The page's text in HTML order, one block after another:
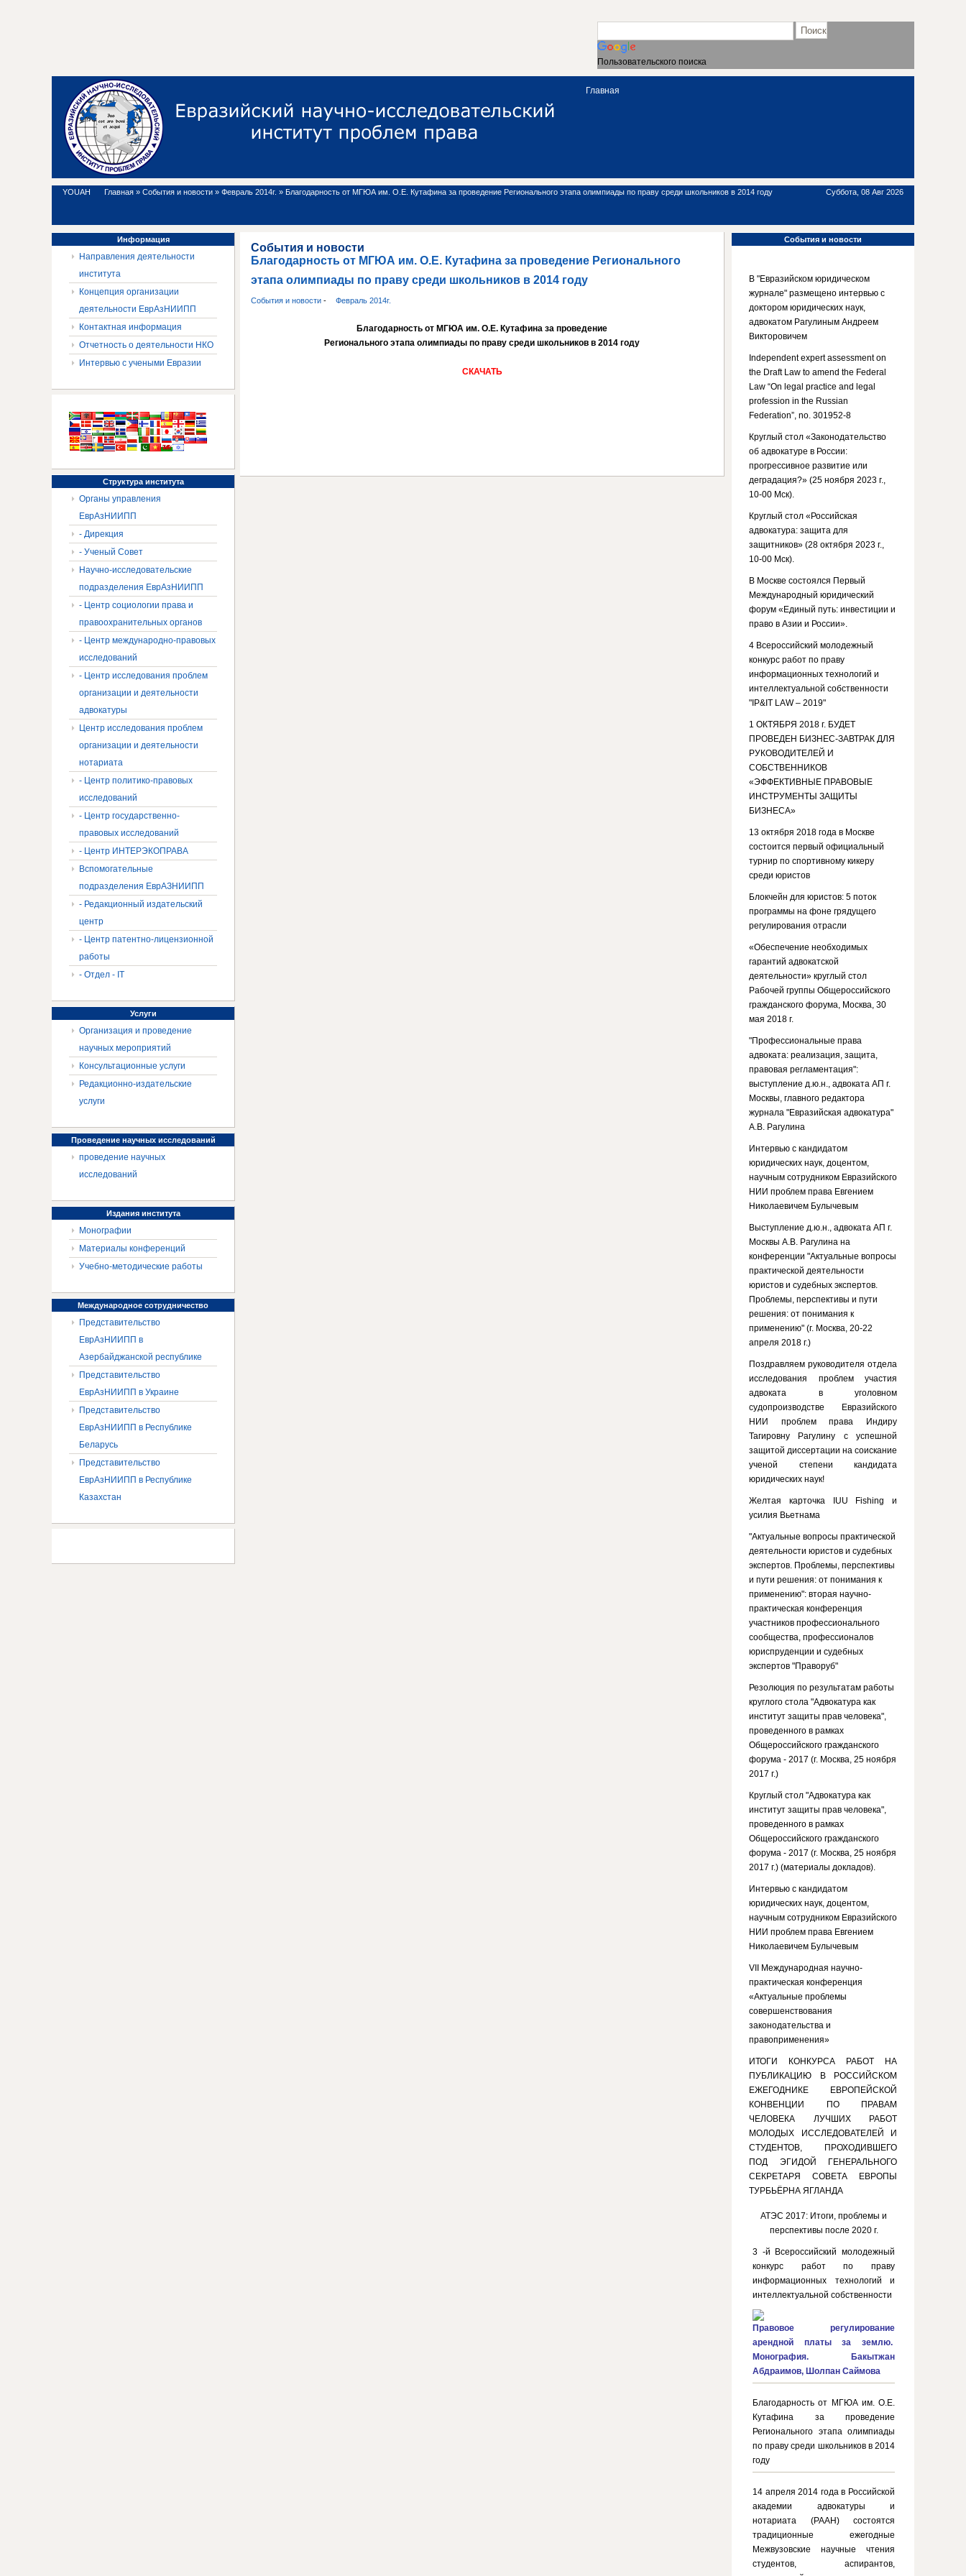
Пользовательского поиска
Главная
YOUAH Главная » События и новости » Февраль 2014г. » Благодарность от МГЮА им. О.Е. Кутафина за проведение Регионального этапа олимпиады по праву среди школьников в 2014 году Суббота, 08 Авг 2026
События и новости
Благодарность от МГЮА им. О.Е. Кутафина за проведение Регионального
этапа олимпиады по праву среди школьников в 2014 году
События и новости- Февраль 2014г.
Благодарность от МГЮА им. О.Е. Кутафина за проведение
Регионального этапа олимпиады по праву среди школьников в 2014 году
СКАЧАТЬ
Информация
Направления деятельности
института
Концепция организации
деятельности ЕврАзНИИПП
Контактная информация
Отчетность о деятельности НКО
Интервью с учеными Евразии
Структураинститута
Органы управления
ЕврАзНИИПП
- Дирекция
- Ученый Совет
Научно-исследовательские
подразделения ЕврАзНИИПП
- Центр социологии права и
правоохранительных органов
- Центр международно-правовых
исследований
- Центр исследования проблем
организации и деятельности
адвокатуры
Центр исследования проблем
организации и деятельности
нотариата
- Центр политико-правовых
исследований
- Центр государственно-
правовых исследований
- Центр ИНТЕРЭКОПРАВА
Вспомогательные
подразделения ЕврАЗНИИПП
- Редакционный издательский
центр
- Центр патентно-лицензионной
работы
- Отдел - IT
Услуги
Организация и проведение
научных мероприятий
Консультационные услуги
Редакционно-издательские
услуги
Проведениенаучных исследований
проведение научных
исследований
Изданияинститута
Монографии
Материалы конференций
Учебно-методические работы
Международное сотрудничество
Представительство
ЕврАзНИИПП в
Азербайджанской республике
Представительство
ЕврАзНИИПП в Украине
Представительство
ЕврАзНИИПП в Республике
Беларусь
Представительство
ЕврАзНИИПП в Республике
Казахстан
События и новости
В "Евразийском юридическом
журнале" размещено интервью с
доктором юридических наук,
адвокатом Рагулиным Андреем
Викторовичем
Independent expert assessment on
the Draft Law to amend the Federal
Law “On legal practice and legal
profession in the Russian
Federation”, no. 301952-8
Круглый стол «Законодательство
об адвокатуре в России:
прогрессивное развитие или
деградация?» (25 ноября 2023 г.,
10-00 Мск).
Круглый стол «Российская
адвокатура: защита для
защитников» (28 октября 2023 г.,
10-00 Мск).
В Москве состоялся Первый
Международный юридический
форум «Единый путь: инвестиции и
право в Азии и России».
4 Всероссийский молодежный
конкурс работ по праву
информационных технологий и
интеллектуальной собственности
"IP&IT LAW – 2019"
1 ОКТЯБРЯ 2018 г. БУДЕТ
ПРОВЕДЕН БИЗНЕС-ЗАВТРАК ДЛЯ
РУКОВОДИТЕЛЕЙ И
СОБСТВЕННИКОВ
«ЭФФЕКТИВНЫЕ ПРАВОВЫЕ
ИНСТРУМЕНТЫ ЗАЩИТЫ
БИЗНЕСА»
13 октября 2018 года в Москве
состоится первый официальный
турнир по спортивному кикеру
среди юристов
Блокчейн для юристов: 5 поток
программы на фоне грядущего
регулирования отрасли
«Обеспечение необходимых
гарантий адвокатской
деятельности» круглый стол
Рабочей группы Общероссийского
гражданского форума, Москва, 30
мая 2018 г.
"Профессиональные права
адвоката: реализация, защита,
правовая регламентация":
выступление д.ю.н., адвоката АП г.
Москвы, главного редактора
журнала "Евразийская адвокатура"
А.В. Рагулина
Интервью с кандидатом
юридических наук, доцентом,
научным сотрудником Евразийского
НИИ проблем права Евгением
Николаевичем Булычевым
Выступление д.ю.н., адвоката АП г.
Москвы А.В. Рагулина на
конференции "Актуальные вопросы
практической деятельности
юристов и судебных экспертов.
Проблемы, перспективы и пути
решения: от понимания к
применению" (г. Москва, 20-22
апреля 2018 г.)
Поздравляем руководителя отдела
исследования проблем участия
адвоката в уголовном
судопроизводстве Евразийского
НИИ проблем права Индиру
Тагировну Рагулину с успешной
защитой диссертации на соискание
ученой степени кандидата
юридических наук!
Желтая карточка IUU Fishing и
усилия Вьетнама
"Актуальные вопросы практической
деятельности юристов и судебных
экспертов. Проблемы, перспективы
и пути решения: от понимания к
применению": вторая научно-
практическая конференция
участников профессионального
сообщества, профессионалов
юриспруденции и судебных
экспертов "Праворуб"
Резолюция по результатам работы
круглого стола "Адвокатура как
институт защиты прав человека",
проведенного в рамках
Общероссийского гражданского
форума - 2017 (г. Москва, 25 ноября
2017 г.)
Круглый стол "Адвокатура как
институт защиты прав человека",
проведенного в рамках
Общероссийского гражданского
форума - 2017 (г. Москва, 25 ноября
2017 г.) (материалы докладов).
Интервью с кандидатом
юридических наук, доцентом,
научным сотрудником Евразийского
НИИ проблем права Евгением
Николаевичем Булычевым
VII Международная научно-
практическая конференция
«Актуальные проблемы
совершенствования
законодательства и
правоприменения»
ИТОГИ КОНКУРСА РАБОТ НА
ПУБЛИКАЦИЮ В РОССИЙСКОМ
ЕЖЕГОДНИКЕ ЕВРОПЕЙСКОЙ
КОНВЕНЦИИ ПО ПРАВАМ
ЧЕЛОВЕКА ЛУЧШИХ РАБОТ
МОЛОДЫХ ИССЛЕДОВАТЕЛЕЙ И
СТУДЕНТОВ, ПРОХОДИВШЕГО
ПОД ЭГИДОЙ ГЕНЕРАЛЬНОГО
СЕКРЕТАРЯ СОВЕТА ЕВРОПЫ
ТУРБЬЁРНА ЯГЛАНДА
АТЭС 2017: Итоги, проблемы и
перспективы после 2020 г.
3 -й Всероссийский молодежный
конкурс работ по праву
информационных технологий и
интеллектуальной собственности
Правовое регулирование
арендной платы за землю.
Монография. Бакытжан
Абдраимов, Шолпан Саймова
Благодарность от МГЮА им. О.Е.
Кутафина за проведение
Регионального этапа олимпиады
по праву среди школьников в 2014
году
14 апреля 2014 года в Российской
академии адвокатуры и
нотариата (РААН) состоятся
традиционные ежегодные
Межвузовские научные чтения
студентов, аспирантов,